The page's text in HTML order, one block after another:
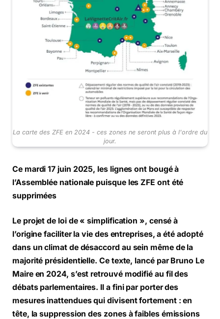
La carte des ZFE en 2024 - ces zones ne seront plus à l'ordre du
jour.
Ce mardi 17 juin 2025, les lignes ont bougé à
l’Assemblée nationale puisque les ZFE ont été
supprimées
Le projet de loi de « simplification », censé à
l’origine faciliter la vie des entreprises, a été adopté
dans un climat de désaccord au sein même de la
majorité présidentielle. Ce texte, lancé par Bruno Le
Maire en 2024, s’est retrouvé modifié au fil des
débats parlementaires. Il a fini par porter des
mesures inattendues qui divisent fortement : en
tête, la suppression des zones à faibles émissions